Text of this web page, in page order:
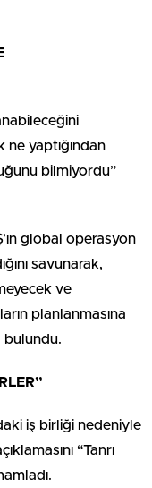
yaptığından
bilmiyordu”
global operasyon
savunarak,
ve
planlanmasına
bulundu.
iş birliği nedeniyle
“Tanrı